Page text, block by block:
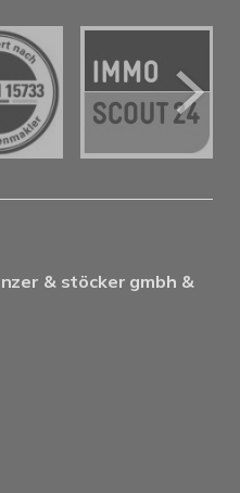
& stöcker gmbh &